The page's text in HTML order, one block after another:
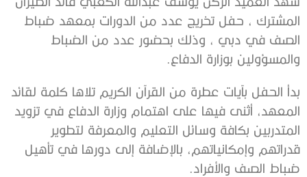
المشترك ، حفل تخريج عدد من الدورات بمعهد ضباط
الصف في دبي ، وذلك بحضور عدد من الضباط
والمسؤولين بوزارة الدفاع.
بدأ الحفل بآيات عطرة من القرآن الكريم تلاها كلمة لقائد
المعهد، أثنى فيها على اهتمام وزارة الدفاع في تزويد
المتدربين بكافة وسائل التعليم والمعرفة لتطوير
قدراتهم وإمكانياتهم، بالإضافة إلى دورها في تأهيل
ضباط الصف والأفراد.